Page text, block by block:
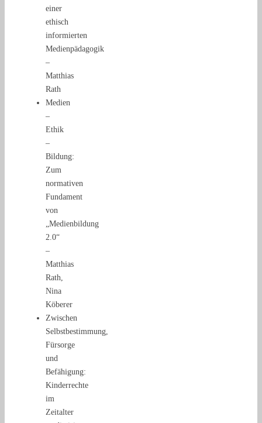
einer
ethisch
informierten
Medienpädagogik
–
Matthias
Rath
Medien
–
Ethik
–
Bildung:
Zum
normativen
Fundament
von
„Medienbildung
2.0“
–
Matthias
Rath,
Nina
Köberer
Zwischen
Selbstbestimmung,
Fürsorge
und
Befähigung:
Kinderrechte
im
Zeitalter